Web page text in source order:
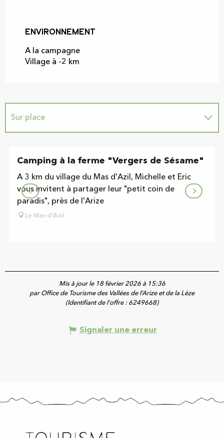
Environnement
Environnement
A la campagne
Village à -2 km
Sur place
Camping à la ferme "Vergers de Sésame"
A 3 km du village du Mas d'Azil, Michelle et Eric
vous invitent à partager leur "petit coin de
paradis", près de l'Arize
Le Mas-d'Azil
Mis à jour le 18 février 2026 à 15:36
par Office de Tourisme des Vallées de l’Arize et de la Lèze
(Identifiant de l'offre : 6249668)
Signaler une erreur